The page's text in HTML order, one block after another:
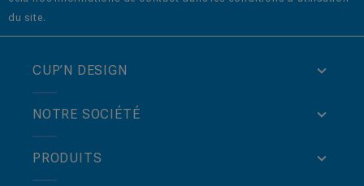
du site.
CUP’N DESIGN
NOTRE SOCIÉTÉ
PRODUITS